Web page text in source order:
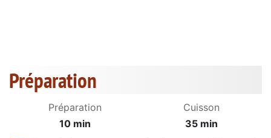
Préparation
Préparation
10 min
Cuisson
35 min